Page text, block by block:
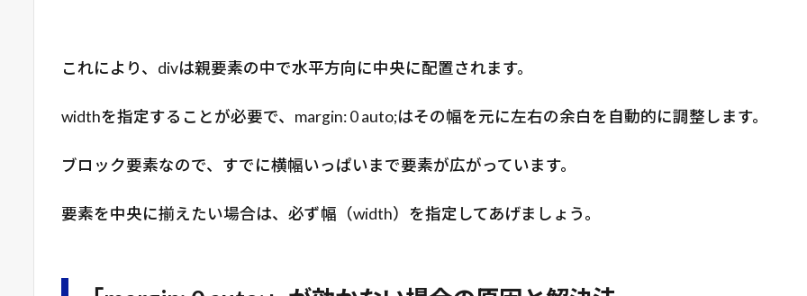
これにより、divは親要素の中で水平方向に中央に配置されます。
widthを指定することが必要で、margin: 0 auto;はその幅を元に左右の余白を自動的に調整します。
ブロック要素なので、すでに横幅いっぱいまで要素が広がっています。
要素を中央に揃えたい場合は、必ず幅（width）を指定してあげましょう。